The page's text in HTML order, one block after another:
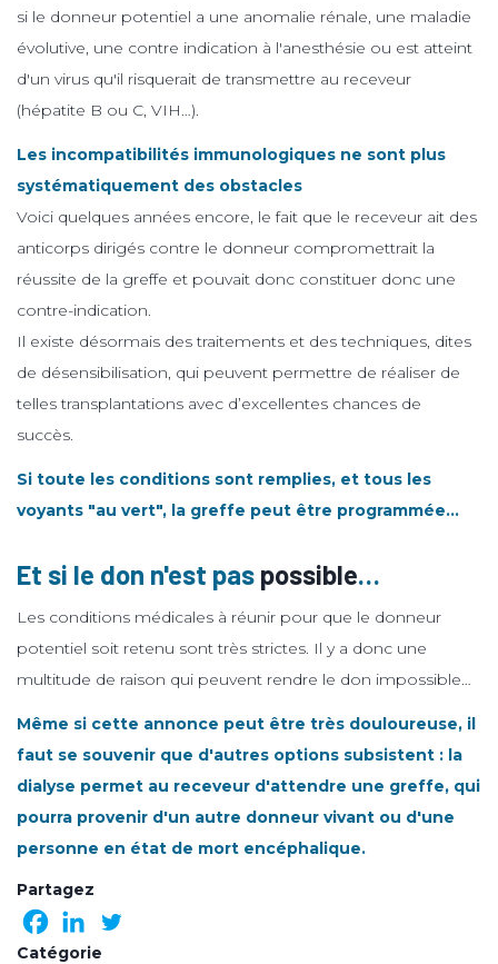
si le donneur potentiel a une anomalie rénale, une maladie
évolutive, une contre indication à l'anesthésie ou est atteint
d'un virus qu'il risquerait de transmettre au receveur
(hépatite B ou C, VIH…).
Les incompatibilités immunologiques ne sont plus
systématiquement des obstacles
Voici quelques années encore, le fait que le receveur ait des
anticorps dirigés contre le donneur compromettrait la
réussite de la greffe et pouvait donc constituer donc une
contre-indication.
Il existe désormais des traitements et des techniques, dites
de désensibilisation, qui peuvent permettre de réaliser de
telles transplantations avec d’excellentes chances de
succès.
Si toute les conditions sont remplies, et tous les
voyants "au vert", la greffe peut être programmée…
Et si le don n'est pas possible…
Les conditions médicales à réunir pour que le donneur
potentiel soit retenu sont très strictes. Il y a donc une
multitude de raison qui peuvent rendre le don impossible…
Même si cette annonce peut être très douloureuse, il
faut se souvenir que d'autres options subsistent : la
dialyse permet au receveur d'attendre une greffe, qui
pourra provenir d'un autre donneur vivant ou d'une
personne en état de mort encéphalique.
Partagez
Catégorie